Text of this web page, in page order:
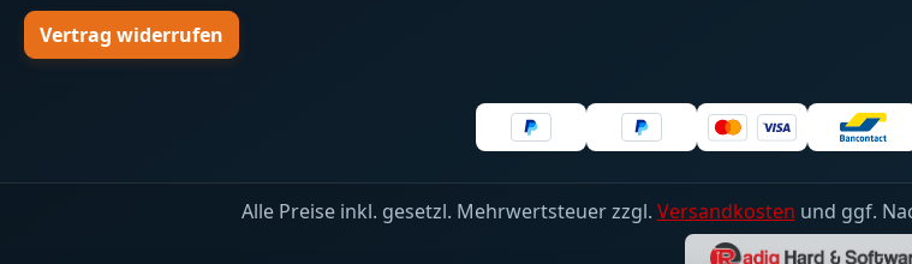
Vertrag widerrufen
Alle Preise inkl. gesetzl. Mehrwertsteuer zzgl. Versandkosten und ggf.